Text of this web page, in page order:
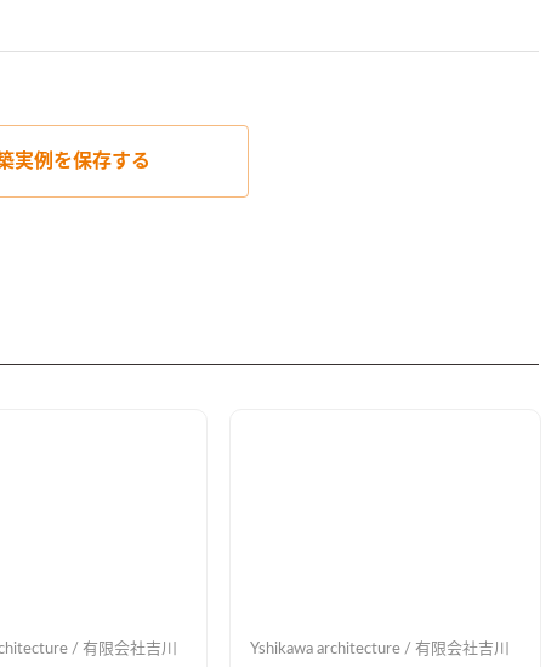
実例を保存する
/ 有限会社吉川
Yshikawa architecture / 有限会社吉川